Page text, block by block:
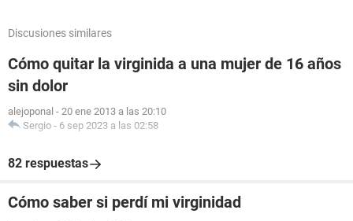
Discusiones similares
Cómo quitar la virginida a una mujer de 16 años
sin dolor
alejoponal - 20 ene 2013 a las 20:10
Sergio - 6 sep 2023 a las 02:58
82 respuestas
Cómo saber si perdí mi virginidad